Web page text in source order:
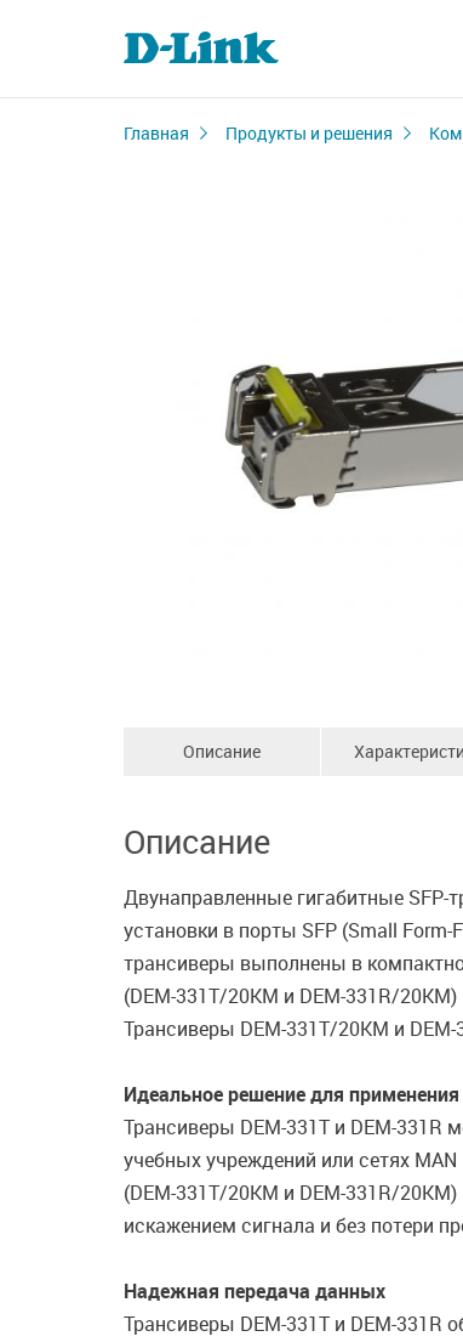
Главная Продукты и решения
Описание
Описание
Двунаправленные гигабитные SFP-
установки в порты SFP (Small
трансиверы выполнены в
(DEM-331T/20KM и DEM-331R/
Трансиверы DEM-331T/20KM и
Идеальное решение для
Трансиверы DEM-331T и DEM-331R
учебных учреждений или сетях
(DEM-331T/20KM и DEM-331R/
искажением сигнала и без потери
Надежная передача данных
Трансиверы DEM-331T и DEM-